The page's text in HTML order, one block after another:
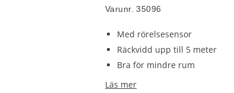
Varunr. 35096
Med rörelsesensor
Räckvidd upp till 5 meter
Bra för mindre rum
Läs mer